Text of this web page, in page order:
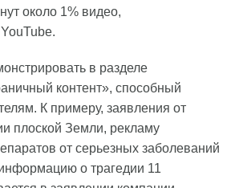
около 1% видео,
в разделе
контент», способный
К примеру, заявления от
плоской Земли, рекламу
от серьезных заболеваний
о трагедии 11